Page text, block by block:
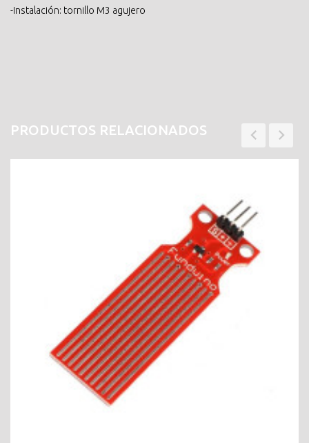
-Instalación: tornillo M3 agujero
PRODUCTOS RELACIONADOS